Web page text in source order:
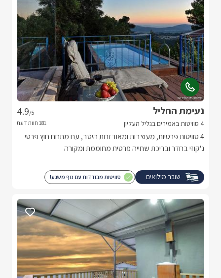
נעימת החליל
4 סוויטות באמירים בגליל העליון
4.9/5
4 סוויטות פרטיות, מעוצבות ומאובזרות היטב, עם מתחם חוץ פרטי
ג'קוזי בחדר ובריכת שחייה פרטית מחוממת ומקורה
שובר מילואים סוויטות מבודדות עם נוף משגע!